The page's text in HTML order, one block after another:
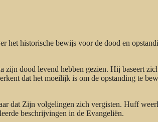
het historische bewijs voor de dood en
zijn dood levend hebben gezien. Hij baseert
dat het moeilijk is om de opstanding te
dat Zijn volgelingen zich vergisten. Huff
beschrijvingen in de Evangeliën.